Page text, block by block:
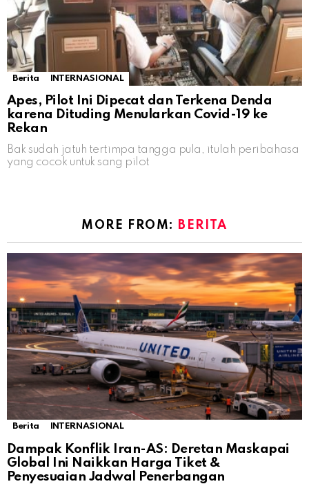
Berita INTERNASIONAL
Apes, Pilot Ini Dipecat dan Terkena Denda
karena Dituding Menularkan Covid-19 ke
Rekan
Bak sudah jatuh tertimpa tangga pula, itulah peribahasa
yang cocok untuk sang pilot
MORE FROM: BERITA
Berita INTERNASIONAL
Dampak Konflik Iran-AS: Deretan Maskapai
Global Ini Naikkan Harga Tiket &
Penyesuaian Jadwal Penerbangan